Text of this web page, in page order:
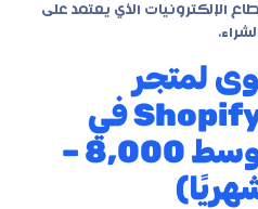
الإلكترونيات الذي يعتمد على
لمتجر
إلكترونيات على Shopify في
مصر 2026 (متوسط 8,000 –